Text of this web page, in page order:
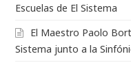
Escuelas de El Sistema
El Maestro Paolo
Sistema junto a la